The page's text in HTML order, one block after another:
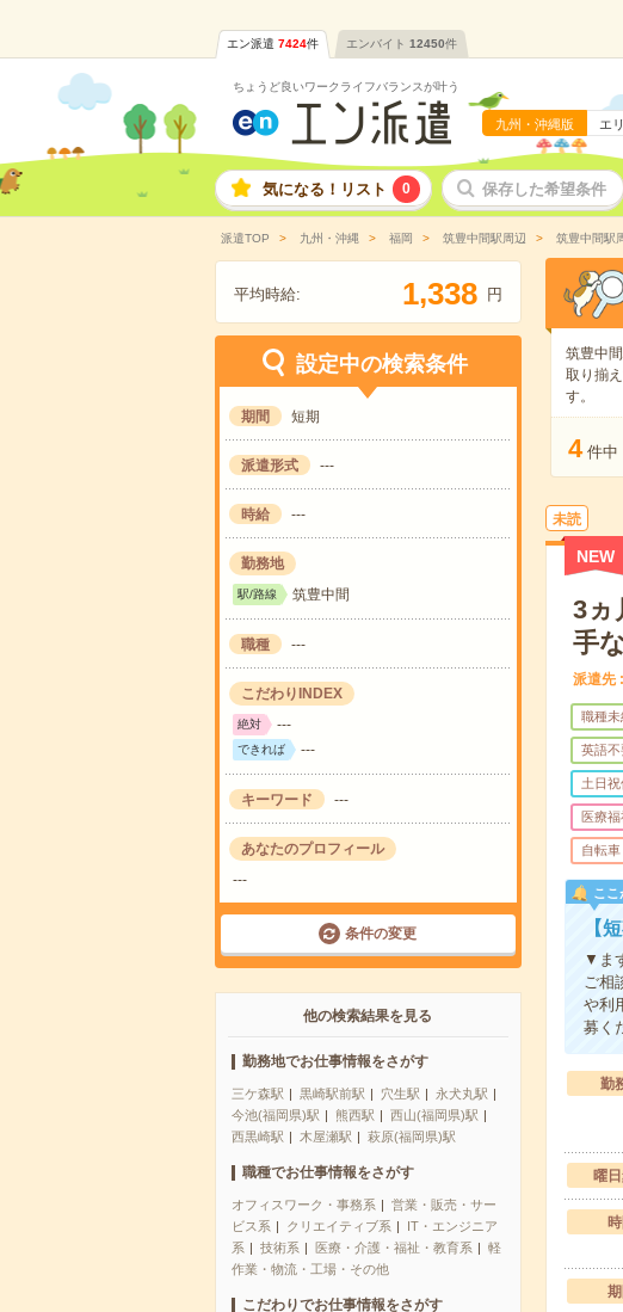
エン派遣 7424件 エンバイト 12450件
ちょうど良いワークライフバランスが叶う
九州・沖縄版 エ
気になる！リスト 0 保存した希望条件
派遣TOP 九州・沖縄 福岡 筑豊中間駅周辺 筑豊中間駅
平均時給: 1,338 円
設定中の検索条件
期間 短期
派遣形式 ---
時給 ---
勤務地
駅/路線 筑豊中間
職種 ---
こだわりINDEX
絶対 ---
できれば ---
キーワード ---
あなたのプロフィール
---
条件の変更
他の検索結果を見る
勤務地でお仕事情報をさがす
三ケ森駅 黒崎駅前駅 穴生駅
永犬丸駅
今池(福岡県)駅
熊西駅
西山(福岡県)駅
西黒崎駅
木屋瀬駅 萩原(福岡県)駅
職種でお仕事情報をさがす
オフィスワーク・事務系
営業・販売・サー
ビス系
クリエイティブ系
IT・エンジニア
系
技術系 医療・介護・福祉・教育系
軽
作業・物流・工場・その他
こだわりでお仕事情報をさがす
筑豊中
取り揃
す。
4 件中
未読
NEW
3ヵ
手
派遣先
職種
英語不
土日祝
医療福
自転
ここ
【
▼ま
ご相
や利
募く
勤
曜